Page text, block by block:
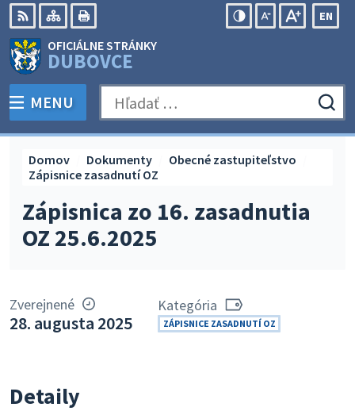
Preskočiť
na
obsah
RSS Mapa
EN
OFICIÁLNE STRÁNKY
DUBOVCE
PREPNÚŤ
MENU Hľadať:
Zápisnica zo 16. zasadnutia
OZ 25.6.2025
Domov Dokumenty
Obecné zastupiteľstvo
Zápisnice zasadnutí OZ
Zverejnené
28. augusta 2025
Kategória
ZÁPISNICE ZASADNUTÍ OZ
Detaily